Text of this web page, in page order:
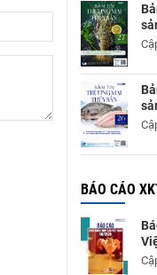
BÁO CÁO